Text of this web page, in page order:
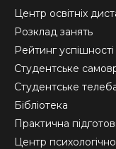
Центр освітніх
Розклад занять
Рейтинг успішності
Студентське
Студентське
Бібліотека
Практична
Центр